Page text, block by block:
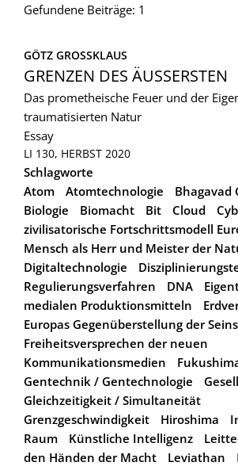
Gefundene Beiträge: 1
GÖTZ GROSSKLAUS
GRENZEN DES ÄUSSERSTEN
Das prometheische Feuer und der
traumatisierten Natur
Essay
LI 130, HERBST 2020
Schlagworte
Atom
Atomtechnologie Bhagavad
Biologie
Biomacht Bit Cloud
zivilisatorische Fortschrittsmodell
Mensch als Herr und Meister der
Digitaltechnologie
Regulierungsverfahren
DNA
medialen Produktionsmitteln
Europas Gegenüberstellung der
Freiheitsversprechen der neuen
Kommunikationsmedien
Gentechnik / Gentechnologie
Gleichzeitigkeit / Simultaneität
Grenzgeschwindigkeit
Hiroshima
Raum
Künstliche Intelligenz
den Händen der Macht
Leviathan